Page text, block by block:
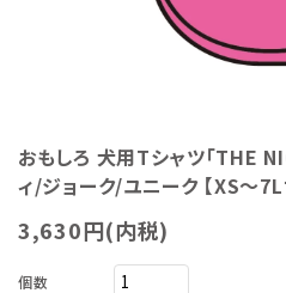
おもしろ 犬用Tシャツ「THE
ィ/ジョーク/ユニーク 【XS～7L
3,630円(内税)
個数